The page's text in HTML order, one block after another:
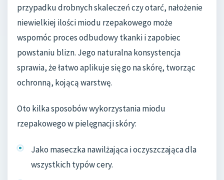
przypadku drobnych skaleczeń czy otarć, nałożenie
niewielkiej ilości miodu rzepakowego może
wspomóc proces odbudowy tkanki i zapobiec
powstaniu blizn. Jego naturalna konsystencja
sprawia, że łatwo aplikuje się go na skórę, tworząc
ochronną, kojącą warstwę.
Oto kilka sposobów wykorzystania miodu
rzepakowego w pielęgnacji skóry:
Jako maseczka nawilżająca i oczyszczająca dla
wszystkich typów cery.